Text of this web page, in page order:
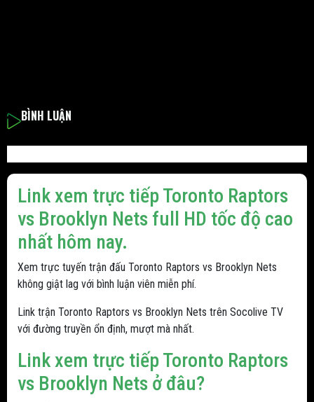
BÌNH LUẬN
Link xem trực tiếp Toronto Raptors
vs Brooklyn Nets full HD tốc độ cao
nhất hôm nay.
Xem trực tuyến trận đấu Toronto Raptors vs Brooklyn Nets
không giật lag với bình luận viên miễn phí.
Link trận Toronto Raptors vs Brooklyn Nets trên Socolive TV
với đường truyền ổn định, mượt mà nhất.
Link xem trực tiếp Toronto Raptors
vs Brooklyn Nets ở đâu?